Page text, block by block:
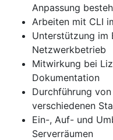
Anpassung
Arbeiten mit CLI
Unterstützung im
Netzwerkbetrieb
Mitwirkung bei
Dokumentation
Durchführung
verschiedenen
Ein-, Auf- und
Serverräumen